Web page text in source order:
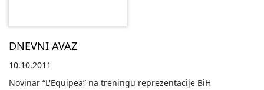
DNEVNI AVAZ
10.10.2011
Novinar “L'Equipea” na treningu reprezentacije BiH